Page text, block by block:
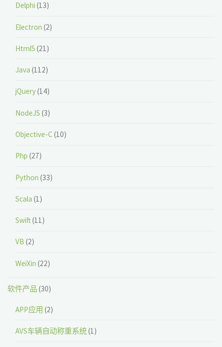
Delphi (13)
Electron (2)
Html5 (21)
Java (112)
jQuery(14)
NodeJS (3)
Objective-C (10)
Php (27)
Python (33)
Scala (1)
Swift(11)
VB (2)
WeiXin (22)
软件产品(30)
APP应用 (2)
AVS车辆自动称重系统(1)